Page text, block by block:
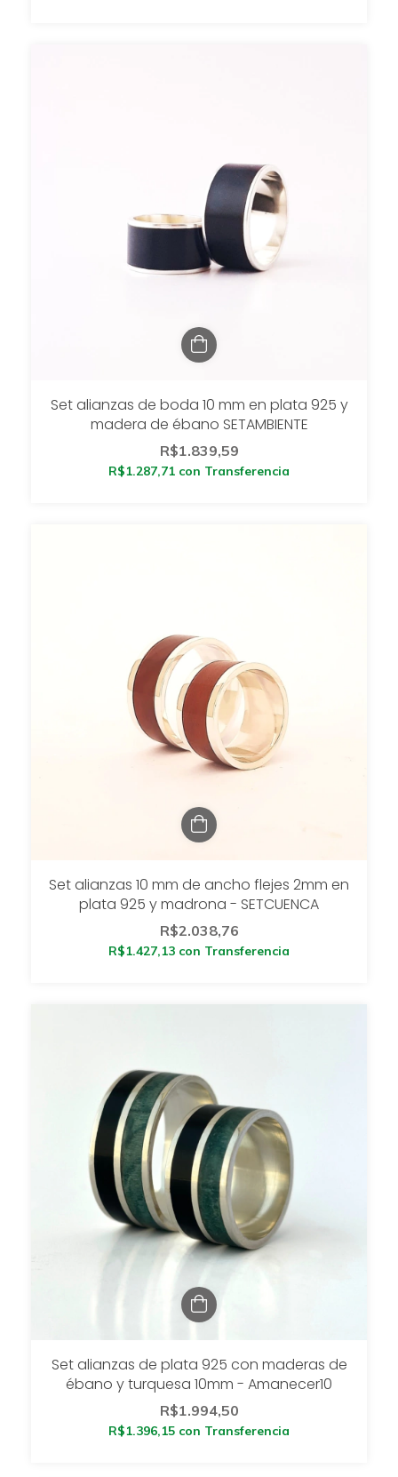
Set alianzas de boda 10 mm en plata 925 y
madera de ébano SETAMBIENTE
R$1.839,59
R$1.287,71 con Transferencia
Set alianzas 10 mm de ancho flejes 2mm en
plata 925 y madrona - SETCUENCA
R$2.038,76
R$1.427,13 con Transferencia
Set alianzas de plata 925 con maderas de
ébano y turquesa 10mm - Amanecer10
R$1.994,50
R$1.396,15 con Transferencia